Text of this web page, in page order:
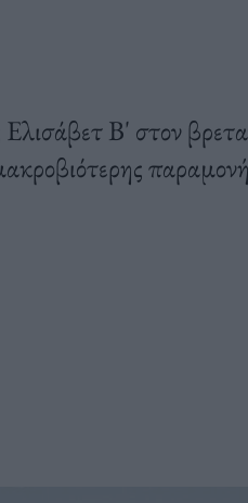
B' στον